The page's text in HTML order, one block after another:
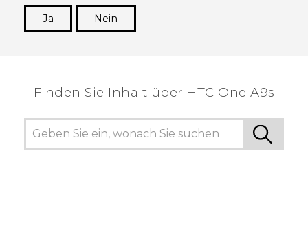
Ja
Nein
Finden Sie Inhalt über‎ HTC One A9s